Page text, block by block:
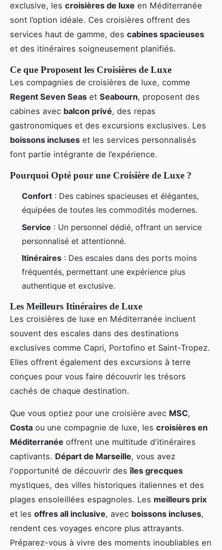
exclusive, les croisières de luxe en Méditerranée
sont l’option idéale. Ces croisières offrent des
services haut de gamme, des cabines spacieuses
et des itinéraires soigneusement planifiés.
Ce que Proposent les Croisières de Luxe
Les compagnies de croisières de luxe, comme
Regent Seven Seas et Seabourn, proposent des
cabines avec balcon privé, des repas
gastronomiques et des excursions exclusives. Les
boissons incluses et les services personnalisés
font partie intégrante de l’expérience.
Pourquoi Opté pour une Croisière de Luxe ?
Confort : Des cabines spacieuses et élégantes,
équipées de toutes les commodités modernes.
Service : Un personnel dédié, offrant un service
personnalisé et attentionné.
Itinéraires : Des escales dans des ports moins
fréquentés, permettant une expérience plus
authentique et exclusive.
Les Meilleurs Itinéraires de Luxe
Les croisières de luxe en Méditerranée incluent
souvent des escales dans des destinations
exclusives comme Capri, Portofino et Saint-Tropez.
Elles offrent également des excursions à terre
conçues pour vous faire découvrir les trésors
cachés de chaque destination.
Que vous optiez pour une croisière avec MSC,
Costa ou une compagnie de luxe, les croisières en
Méditerranée offrent une multitude d'itinéraires
captivants. Départ de Marseille, vous avez
l'opportunité de découvrir desîles grecques
mystiques, des villes historiques italiennes et des
plages ensoleillées espagnoles. Les meilleurs prix
et les offres all inclusive, avec boissons incluses,
rendent ces voyages encore plus attrayants.
Préparez-vous à vivre des moments inoubliables en